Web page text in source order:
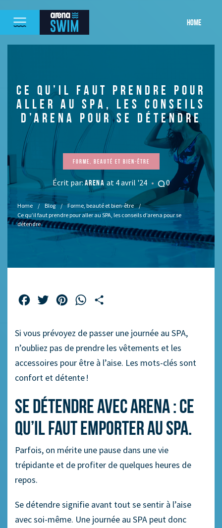
HOME
CE QU’IL FAUT PRENDRE POUR
ALLER AU SPA, LES CONSEILS
D’ARENA POUR SE DÉTENDRE
Forme, beauté et bien-être
Écrit par:ARENA at 4 avril '24 0
Home Blog
Forme, beauté et bien-être
Ce qu’il faut prendre pour aller au SPA, les conseils d’arena pour se
détendre
FacebookTwitterPinterestWhatsApp
Si vous prévoyez de passer une journée au SPA,
n’oubliez pas de prendre les vêtements et les
accessoires pour être à l’aise. Les mots-clés sont
confort et détente !
Se détendre avec arena : ce
qu’il faut emporter au SPA.
Parfois, on mérite une pause dans une vie
trépidante et de profiter de quelques heures de
repos.
Se détendre signifie avant tout se sentir à l’aise
avec soi-même. Une journée au SPA peut donc